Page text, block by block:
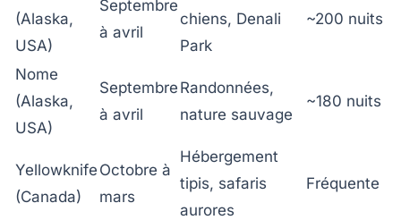
(Alaska,
USA)
Septembre
à avril
chiens, Denali
Park
~200 nuits
Nome
(Alaska,
USA)
Septembre
à avril
Randonnées,
nature sauvage
~180 nuits
Yellowknife
(Canada)
Octobre à
mars
Hébergement
tipis, safaris
aurores
Fréquente